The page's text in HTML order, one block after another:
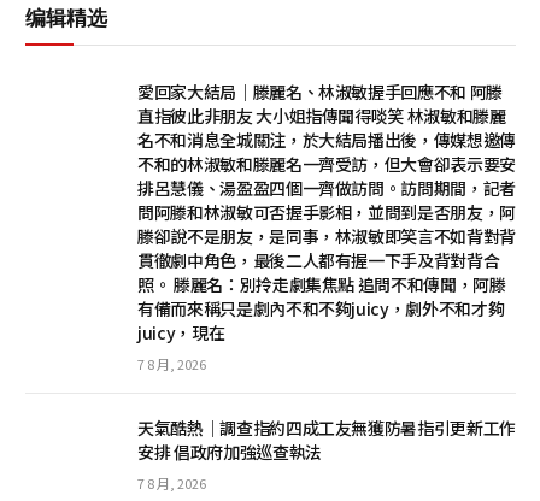
编辑精选
愛回家大結局｜滕麗名、林淑敏握手回應不和 阿滕
直指彼此非朋友 大小姐指傳聞得啖笑 林淑敏和滕麗
名不和消息全城關注，於大結局播出後，傳媒想邀傳
不和的林淑敏和滕麗名一齊受訪，但大會卻表示要安
排呂慧儀、湯盈盈四個一齊做訪問。訪問期間，記者
問阿滕和林淑敏可否握手影相，並問到是否朋友，阿
滕卻說不是朋友，是同事，林淑敏即笑言不如背對背
貫徹劇中角色，最後二人都有握一下手及背對背合
照。 滕麗名：別拎走劇集焦點 追問不和傳聞，阿滕
有備而來稱只是劇內不和不夠juicy，劇外不和才夠
juicy，現在
7 8 月, 2026
天氣酷熱│調查指約四成工友無獲防暑指引更新工作
安排 倡政府加強巡查執法
7 8 月, 2026